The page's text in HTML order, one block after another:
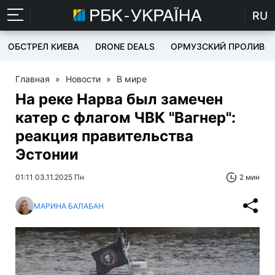
RU
ОБСТРЕЛ КИЕВА DRONE DEALS ОРМУЗСКИЙ ПРОЛИВ
Главная » Новости » В мире
На реке Нарва был замечен
катер с флагом ЧВК "Вагнер":
реакция правительства
Эстонии
01:11 03.11.2025 Пн 2 мин
МАРИНА БАЛАБАН